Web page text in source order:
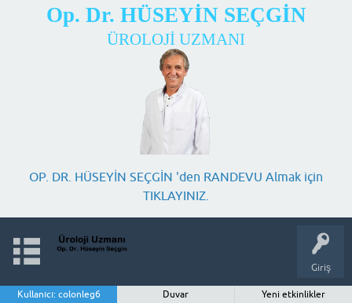
Op. Dr. HÜSEYİN SEÇGİN
ÜROLOJİ UZMANI
OP. DR. HÜSEYİN SEÇGİN 'den RANDEVU Almak için
TIKLAYINIZ.
Giriş
Kullanıcı: colonleg6 Duvar
Yeni etkinlikler